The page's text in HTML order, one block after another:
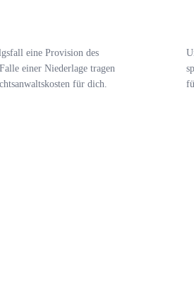
eine Provision des
einer Niederlage tragen
für dich.